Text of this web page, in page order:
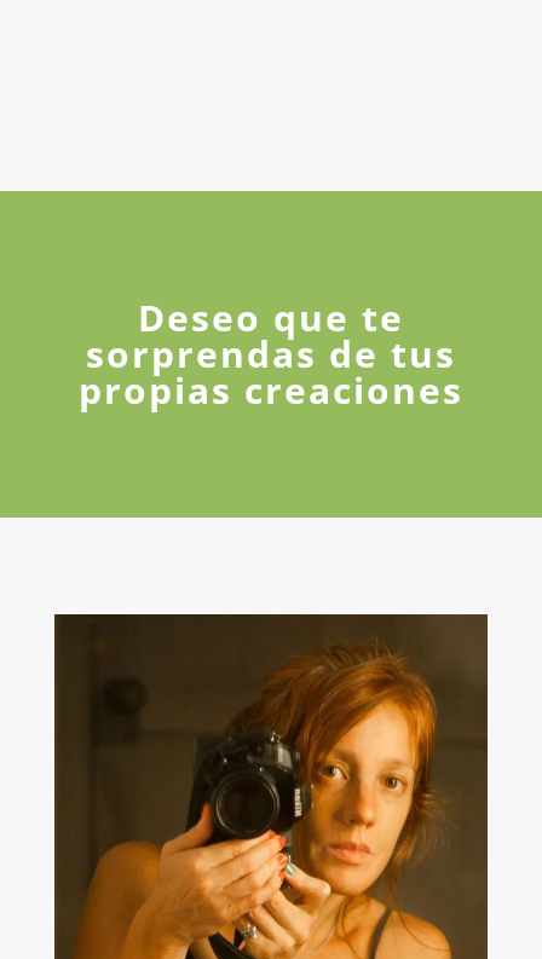
Deseo que te
sorprendas de tus
propias creaciones